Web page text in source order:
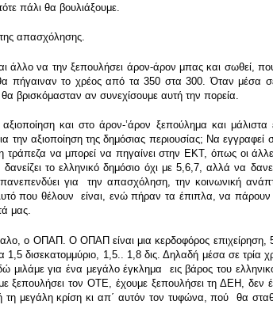
πάλι θα βουλιάξουμε.
απασχόλησης.
άλλο να την ξεπουλήσει άρον-άρον μπας και σωθεί,
πήγαιναν το χρέος από τα 350 στα 300. Όταν μέσα
βρισκόμασταν αν συνεχίσουμε αυτή την πορεία.
και στο άρον-ʽάρον ξεπούλημα και μάλιστα
την αξιοποίηση της δημόσιας περιουσίας; Να
να μπορεί να πηγαίνει στην ΕΚΤ, όπως οι
το ελληνικό δημόσιο όχι με 5,6,7, αλλά να
για την απασχόληση, την κοινωνική
που θέλουν είναι, ενώ πήραν τα έπιπλα, να
μας.
ο ΟΠΑΠ. Ο ΟΠΑΠ είναι μια κερδοφόρος επιχείρηση,
δισεκατομμύριο, 1,5.. 1,8 δις. Δηλαδή μέσα σε τρία
για ένα μεγάλο έγκλημα εις βάρος του
ξεπουλήσει τον ΟΤΕ, έχουμε ξεπουλήσει τη ΔΕΗ, δεν
τη μεγάλη κρίση κι απ΄ αυτόν τον τυφώνα, πού θα